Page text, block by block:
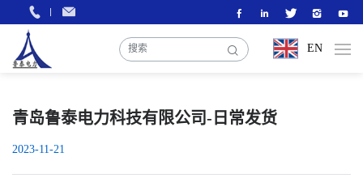
EN
青岛鲁泰电力科技有限公司-日常发货
2023-11-21